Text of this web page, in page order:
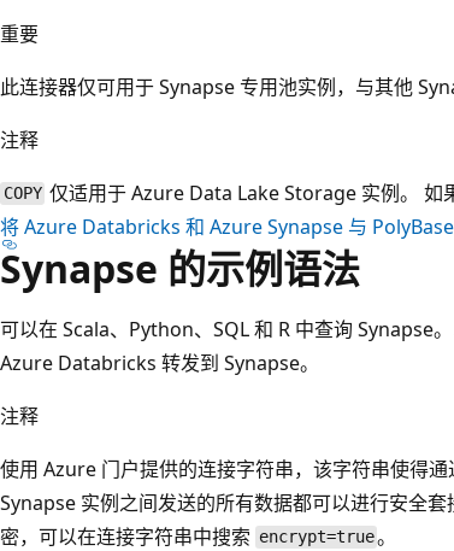
重要
此连接器仅可用于 Synapse 专用池实例，与其他
注释
COPY 仅适用于 Azure Data Lake Storage 实例。 如
将 Azure Databricks 和 Azure Synapse 与 PolyBase
Synapse 的示例语法
可以在 Scala、Python、SQL 和 R 中查询 Synapse
Azure Databricks 转发到 Synapse。
注释
使用 Azure 门户提供的连接字符串，该字符串使得
Synapse 实例之间发送的所有数据都可以进行安全套
密，可以在连接字符串中搜索 encrypt=true。